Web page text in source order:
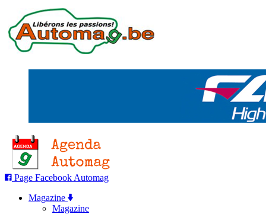
Page Facebook Automag
Magazine
Magazine